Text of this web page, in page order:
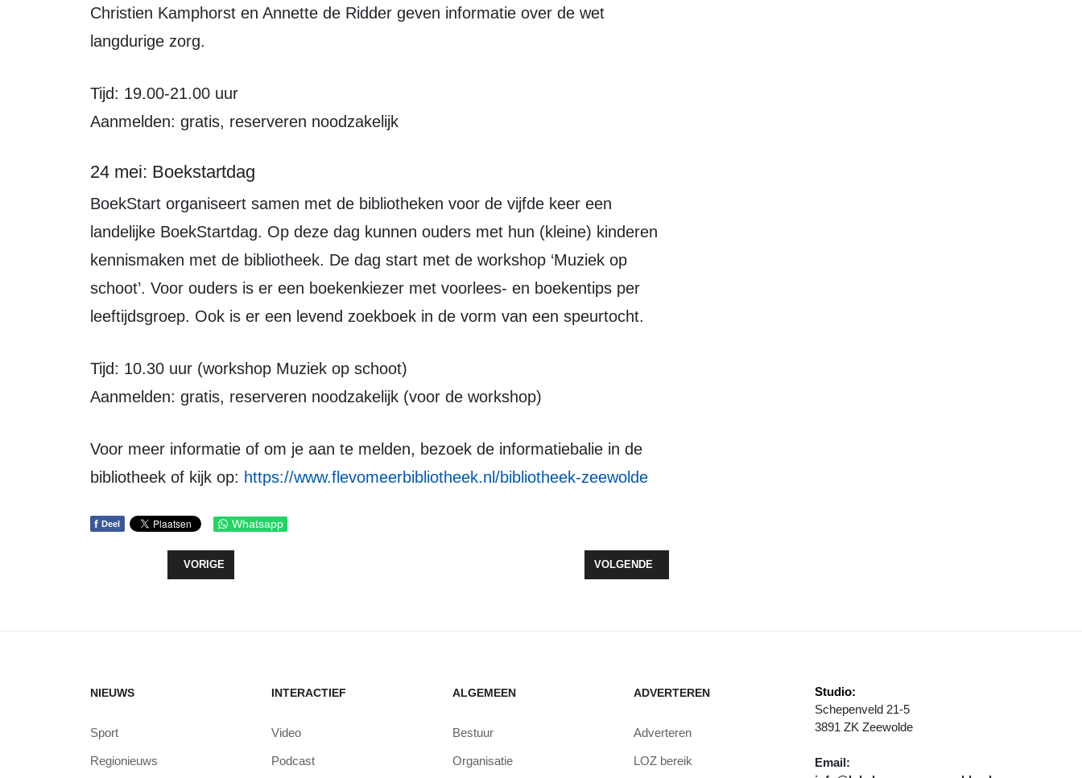
Christien Kamphorst en Annette de Ridder geven informatie over de wet
langdurige zorg.
Tijd: 19.00-21.00 uur
Aanmelden: gratis, reserveren noodzakelijk
24 mei: Boekstartdag
BoekStart organiseert samen met de bibliotheken voor de vijfde keer een
landelijke BoekStartdag. Op deze dag kunnen ouders met hun (kleine) kinderen
kennismaken met de bibliotheek. De dag start met de workshop ‘Muziek op
schoot’. Voor ouders is er een boekenkiezer met voorlees- en boekentips per
leeftijdsgroep. Ook is er een levend zoekboek in de vorm van een speurtocht.
Tijd: 10.30 uur (workshop Muziek op schoot)
Aanmelden: gratis, reserveren noodzakelijk (voor de workshop)
Voor meer informatie of om je aan te melden, bezoek de informatiebalie in de
bibliotheek of kijk op: https://www.flevomeerbibliotheek.nl/bibliotheek-zeewolde
f Deel Whatsapp
VORIG ARTIKEL: ZEEWOLDE VIERT 80 JAAR VRIJHEID MET UITGEBREID 5 MEI-PROGRAMMA
VORIGE VOLGENDE ARTIKEL: BEWEGING IN ZEEWOLDER CENTRUM: VERSCHUIVINGEN ZONDER
VOLGENDE
NIEUWS
Sport
Regionieuws
INTERACTIEF
Video
Podcast
ALGEMEEN
Bestuur
Organisatie
ADVERTEREN
Adverteren
LOZ bereik
Studio:
Schepenveld 21-5
3891 ZK Zeewolde
Email: